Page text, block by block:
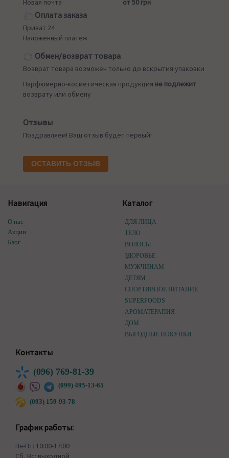
Новая почта от 50 грн
Оплата заказа
Приват 24
Наложенный платеж
Обмен/возврат товара
Возврат товара возможен только до вскрытия упаковки
Парфюмерно-косметическая продукция не подлежит
возврату или обмену
Отзывы
Поздравляем! Ваш отзыв будет первый!
ОСТАВИТЬ ОТЗЫВ
Навигация
О нас
Акции
Блог
Каталог
ДЛЯ ЛИЦА
ТЕЛО
ВОЛОСЫ
ЗДОРОВЬЕ
МУЖЧИНАМ
ДЕТЯМ
СПОРТИВНОЕ ПИТАНИЕ
SUPERFOODS
АРОМАТЕРАПИЯ
ДОМ
ВЫГОДНЫЕ ПОКУПКИ
Контакты
(096) 769-81-39
(099) 495-13-65
(093) 159-93-78
График работы:
Пн-Пт: 10:00-17:00
Сб, Вс: выходной